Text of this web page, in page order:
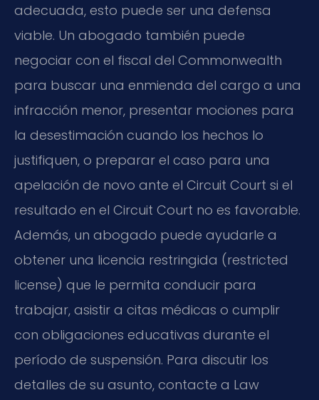
adecuada, esto puede ser una defensa
viable. Un abogado también puede
negociar con el fiscal del Commonwealth
para buscar una enmienda del cargo a una
infracción menor, presentar mociones para
la desestimación cuando los hechos lo
justifiquen, o preparar el caso para una
apelación de novo ante el Circuit Court si el
resultado en el Circuit Court no es favorable.
Además, un abogado puede ayudarle a
obtener una licencia restringida (restricted
license) que le permita conducir para
trabajar, asistir a citas médicas o cumplir
con obligaciones educativas durante el
período de suspensión. Para discutir los
detalles de su asunto, contacte a Law